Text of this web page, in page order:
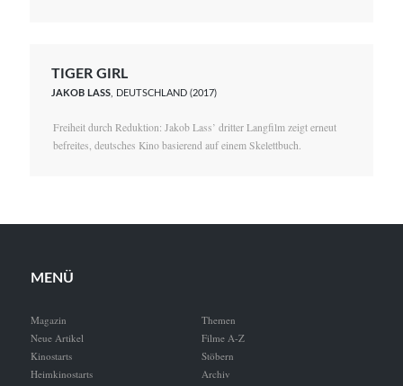
TIGER GIRL
JAKOB LASS , DEUTSCHLAND (2017)
Freiheit durch Reduktion: Jakob Lass’ dritter Langfilm zeigt erneut
befreites, deutsches Kino basierend auf einem Skelettbuch.
MENÜ
Magazin
Neue Artikel
Kinostarts
Heimkinostarts
Themen
Filme A-Z
Stöbern
Archiv